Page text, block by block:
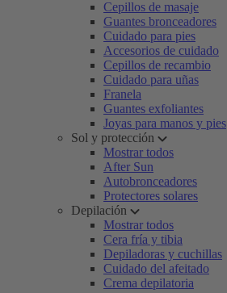
Cepillos de masaje
Guantes bronceadores
Cuidado para pies
Accesorios de cuidado
Cepillos de recambio
Cuidado para uñas
Franela
Guantes exfoliantes
Joyas para manos y pies
Sol y protección
Mostrar todos
After Sun
Autobronceadores
Protectores solares
Depilación
Mostrar todos
Cera fría y tibia
Depiladoras y cuchillas
Cuidado del afeitado
Crema depilatoria